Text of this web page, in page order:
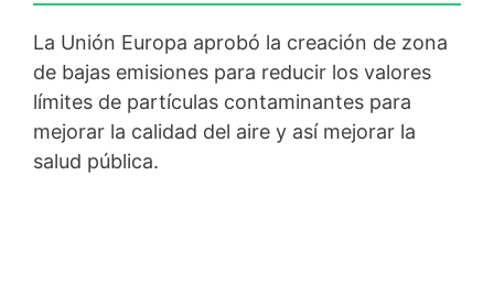
La Unión Europa aprobó la creación de zona
de bajas emisiones para reducir los valores
límites de partículas contaminantes para
mejorar la calidad del aire y así mejorar la
salud pública.